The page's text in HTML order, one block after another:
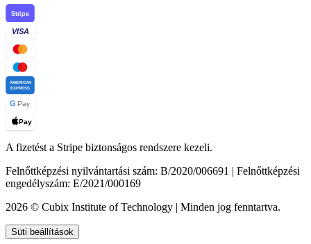
Stripe
VISA
AMERICAN
EXPRESS
G Pay
Pay
A fizetést a Stripe biztonságos rendszere kezeli.
Felnőttképzési nyilvántartási szám: B/2020/006691 | Felnőttképzési
engedélyszám: E/2021/000169
2026 © Cubix Institute of Technology | Minden jog fenntartva.
Süti beállítások